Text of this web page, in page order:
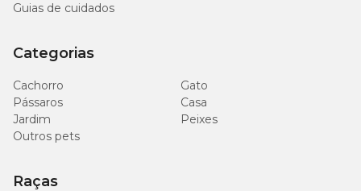
Guias de cuidados
Categorias
Cachorro
Gato
Pássaros
Casa
Jardim
Peixes
Outros pets
Raças